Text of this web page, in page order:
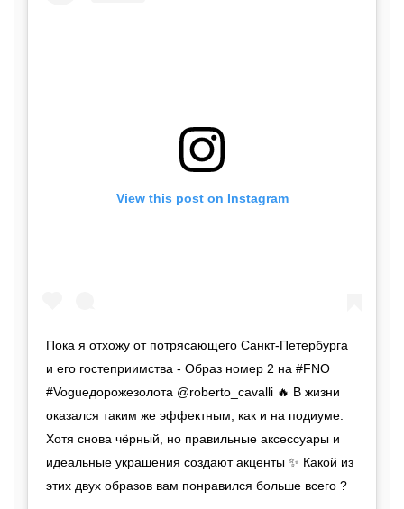
View this post on Instagram
Пока я отхожу от потрясающего Санкт-Петербурга
и его гостеприимства - Образ номер 2 на #FNO
#Vogueдорожезолота @roberto_cavalli 🔥 В жизни
оказался таким же эффектным, как и на подиуме.
Хотя снова чёрный, но правильные аксессуары и
идеальные украшения создают акценты ✨ Какой из
этих двух образов вам понравился больше всего ?